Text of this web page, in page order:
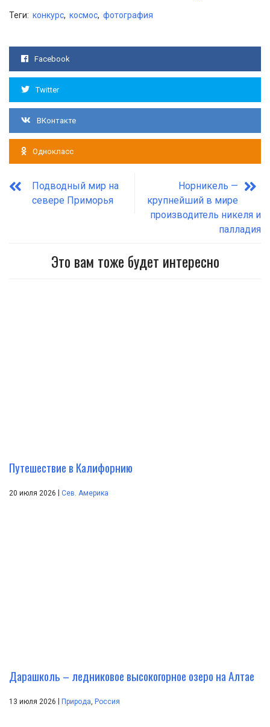
Теги: конкурс, космос, фотография
Facebook
Twitter
ВКонтакте
Однокласс
Подводный мир на
севере Приморья
Норникель —
крупнейший в мире
производитель никеля и
палладия
Это вам тоже будет интересно
Путешествие в Калифорнию
20 июля 2026 | Сев. Америка
Дарашколь – ледниковое высокогорное озеро на Алтае
13 июля 2026 Природа, Россия